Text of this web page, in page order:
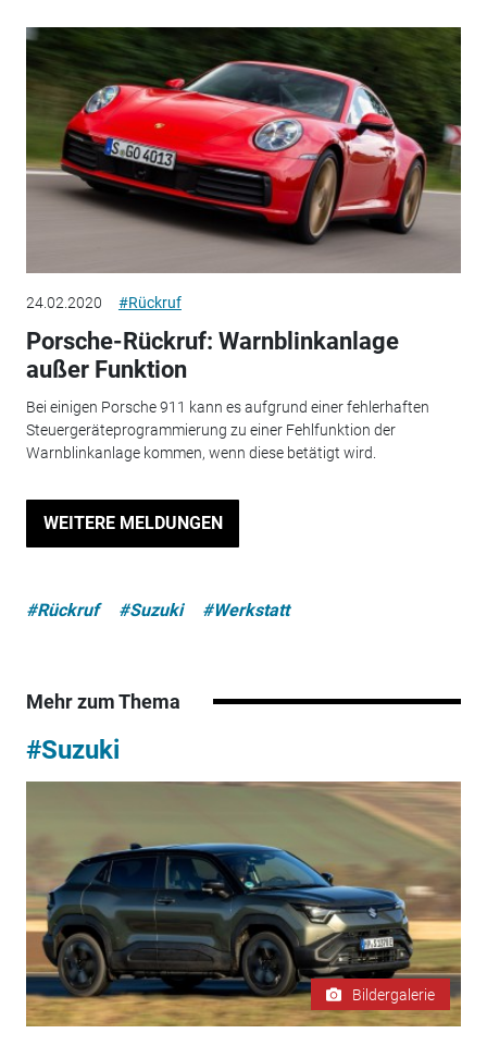
24.02.2020 #Rückruf
Porsche-Rückruf: Warnblinkanlage
außer Funktion
Bei einigen Porsche 911 kann es aufgrund einer fehlerhaften
Steuergeräteprogrammierung zu einer Fehlfunktion der
Warnblinkanlage kommen, wenn diese betätigt wird.
WEITERE MELDUNGEN
#Rückruf #Suzuki #Werkstatt
Mehr zum Thema
#Suzuki
Bildergalerie